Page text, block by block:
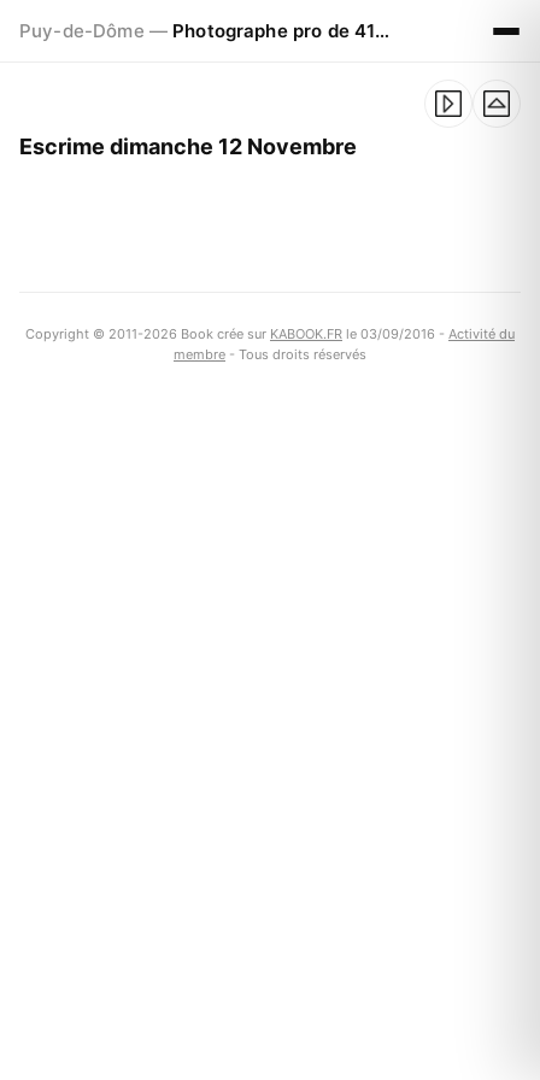
Puy-de-Dôme — Photographe pro de 41ans à CLERMONT FERRAND
Escrime dimanche 12 Novembre
Copyright © 2011-2026 Book crée sur KABOOK.FR le 03/09/2016 - Activité du
membre - Tous droits réservés